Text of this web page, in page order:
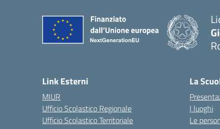
Link Esterni
MIUR
Ufficio Scolastico Regionale
Ufficio Scolastico Territoriale
La
I luoghi
Le